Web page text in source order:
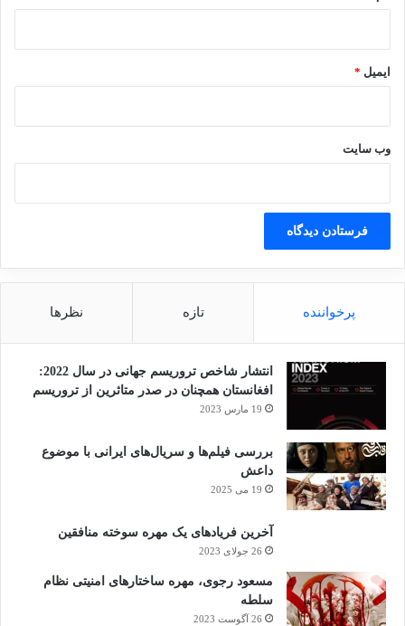
ایمیل *
وب‌ سایت
پرخواننده تازه نظرها
انتشار شاخص تروریسم جهانی در سال 2022:
افغانستان همچنان در صدر متاثرین از تروریسم
19 مارس 2023
بررسی فیلم‌ها و سریال‌های ایرانی با موضوع
داعش
19 می 2025
آخرین فریادهای یک مهره سوخته منافقین
26 جولای 2023
مسعود رجوی، مهره ساختارهای امنیتی نظام
سلطه
26 آگوست 2023